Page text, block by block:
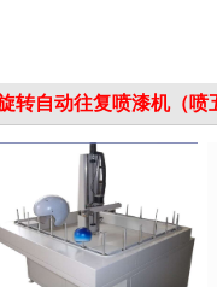
转自动往复喷漆机（喷